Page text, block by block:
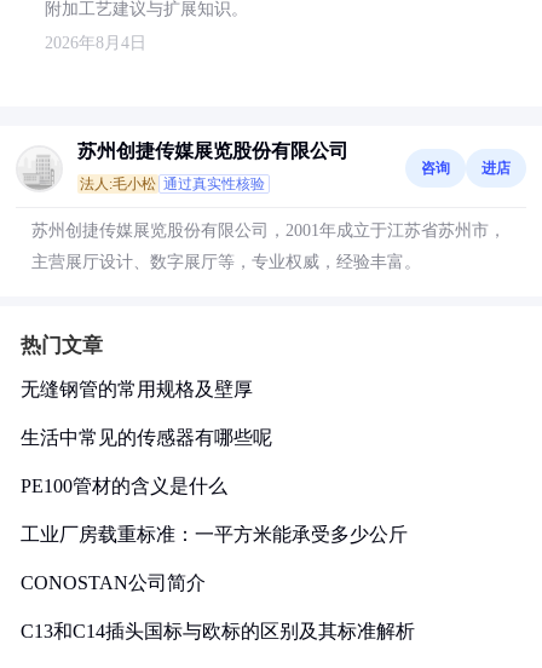
附加工艺建议与扩展知识。
2026年8月4日
苏州创捷传媒展览股份有限公司
法人:毛小松 通过真实性核验
咨询 进店
苏州创捷传媒展览股份有限公司，2001年成立于江苏省苏州市，
主营展厅设计、数字展厅等，专业权威，经验丰富。
热门文章
无缝钢管的常用规格及壁厚
生活中常见的传感器有哪些呢
PE100管材的含义是什么
工业厂房载重标准：一平方米能承受多少公斤
CONOSTAN公司简介
C13和C14插头国标与欧标的区别及其标准解析